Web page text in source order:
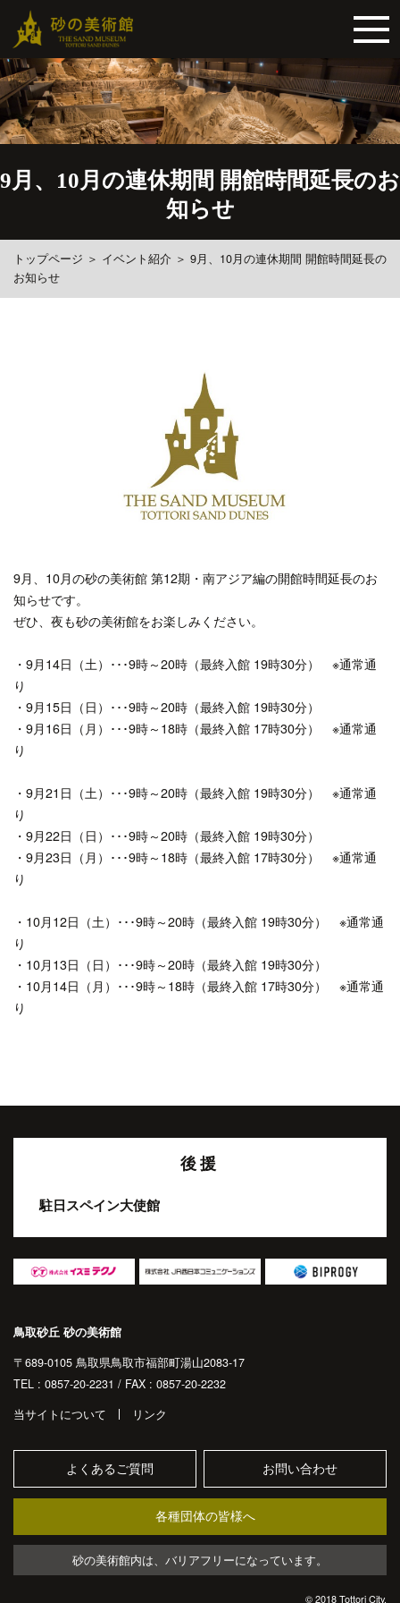
9月、10月の連休期間 開館時間延長のお
知らせ
トップページ ＞ イベント紹介 ＞ 9月、10月の連休期間 開館時間延長の
お知らせ
9月、10月の砂の美術館 第12期・南アジア編の開館時間延長のお
知らせです。
ぜひ、夜も砂の美術館をお楽しみください。
・9月14日（土）･･･9時～20時（最終入館 19時30分） ※通常通
り
・9月15日（日）･･･9時～20時（最終入館 19時30分）
・9月16日（月）･･･9時～18時（最終入館 17時30分） ※通常通
り
・9月21日（土）･･･9時～20時（最終入館 19時30分） ※通常通
り
・9月22日（日）･･･9時～20時（最終入館 19時30分）
・9月23日（月）･･･9時～18時（最終入館 17時30分） ※通常通
り
・10月12日（土）･･･9時～20時（最終入館 19時30分） ※通常通
り
・10月13日（日）･･･9時～20時（最終入館 19時30分）
・10月14日（月）･･･9時～18時（最終入館 17時30分） ※通常通
り
後援
駐日スペイン大使館
鳥取砂丘 砂の美術館
〒689-0105 鳥取県鳥取市福部町湯山2083-17
TEL : 0857-20-2231 / FAX : 0857-20-2232
当サイトについて
リンク
よくあるご質問 お問い合わせ
各種団体の皆様へ
砂の美術館内は、バリアフリーになっています。
© 2018 Tottori City.